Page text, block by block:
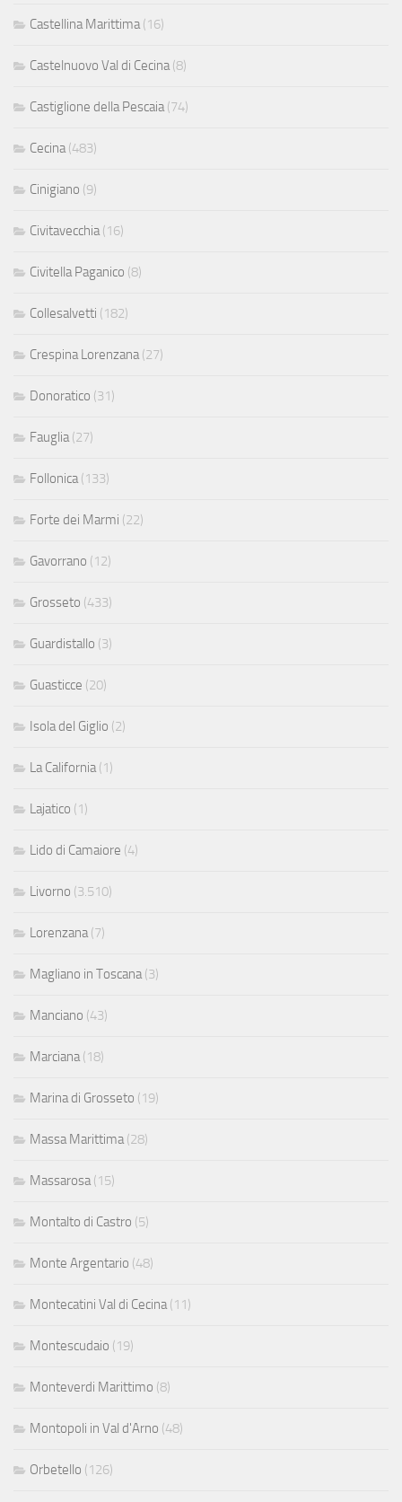
Castellina Marittima(16)
Castelnuovo Val di Cecina(8)
Castiglione della Pescaia(74)
Cecina(483)
Cinigiano (9)
Civitavecchia(16)
Civitella Paganico (8)
Collesalvetti (182)
Crespina Lorenzana(27)
Donoratico (31)
Fauglia(27)
Follonica(133)
Forte dei Marmi (22)
Gavorrano (12)
Grosseto (433)
Guardistallo (3)
Guasticce (20)
Isola del Giglio (2)
La California(1)
Lajatico (1)
Lido di Camaiore (4)
Livorno (3.510)
Lorenzana(7)
Magliano in Toscana(3)
Manciano (43)
Marciana(18)
Marina di Grosseto (19)
Massa Marittima(28)
Massarosa(15)
Montalto di Castro (5)
Monte Argentario (48)
Montecatini Val di Cecina(11)
Montescudaio (19)
Monteverdi Marittimo (8)
Montopoli in Val d'Arno (48)
Orbetello (126)